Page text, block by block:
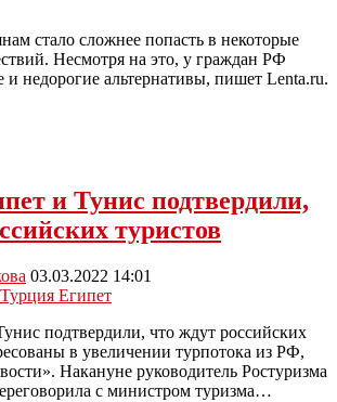
стало сложнее попасть в некоторые
Несмотря на это, у граждан РФ
и недорогие альтернативы, пишет Lenta.ru.
и Тунис подтвердили,
туристов
03.03.2022 14:01
Турция Египет
подтвердили, что ждут российских
в увеличении турпотока из РФ,
Накануне руководитель Ростуризма
с министром туризма…